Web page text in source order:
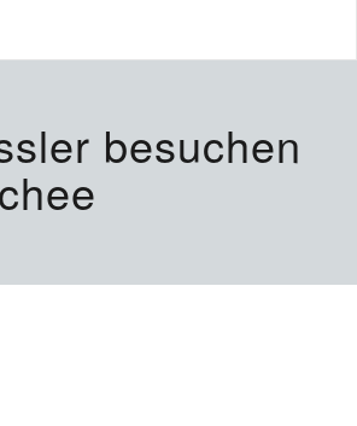
besuchen